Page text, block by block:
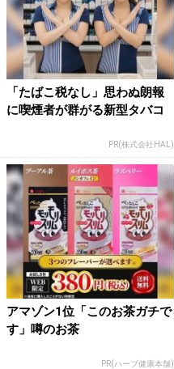
「たばこ税なし」思わぬ朗報
に喫煙者が群がる新型タバコ
PR(株式会社HAL)
アマゾン1位「このお茶ガチで
す」噂のお茶
PR(ハーブ健康本舗)